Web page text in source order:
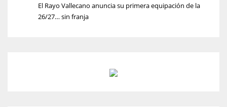
El Rayo Vallecano anuncia su primera equipación de la
26/27… sin franja